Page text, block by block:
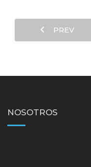
PREV
NOSOTROS